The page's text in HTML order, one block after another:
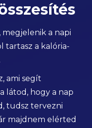
megjelenik a napi
tartasz a kalória-
ami segít
látod, hogy a nap
tudsz tervezni
majdnem elérted